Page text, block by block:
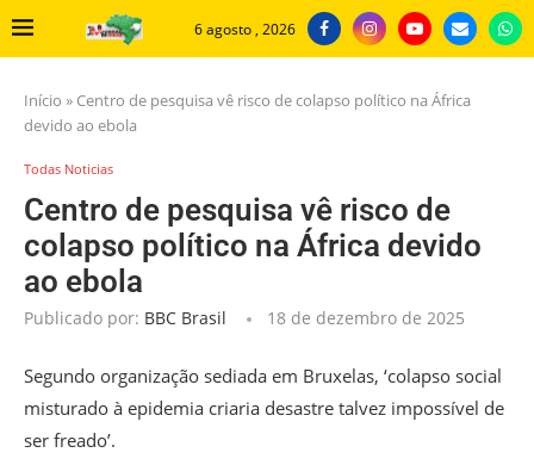
6 agosto , 2026
Início » Centro de pesquisa vê risco de colapso político na África
devido ao ebola
Todas Noticias
Centro de pesquisa vê risco de
colapso político na África devido
ao ebola
Publicado por: BBC Brasil 18 de dezembro de 2025
Segundo organização sediada em Bruxelas, ‘colapso social
misturado à epidemia criaria desastre talvez impossível de
ser freado’.